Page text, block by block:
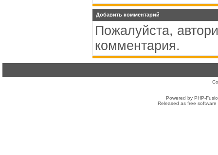
Добавить комментарий
Пожалуйста,
комментария.
Powered by PHP-
Released as free